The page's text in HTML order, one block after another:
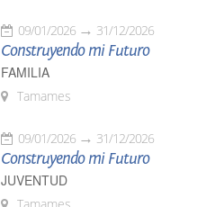
09/01/2026 31/12/2026
Construyendo mi Futuro
FAMILIA
Tamames
09/01/2026 31/12/2026
Construyendo mi Futuro
JUVENTUD